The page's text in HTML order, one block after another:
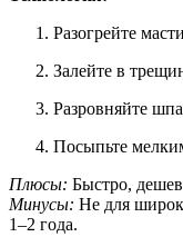
Разогрейте
Залейте в
Разровняйте
Посыпьте
Плюсы: Быстро,
Минусы: Не для
1–2 года.